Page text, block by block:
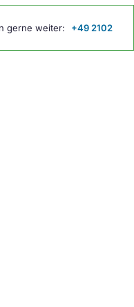
gerne weiter:
+49 2102